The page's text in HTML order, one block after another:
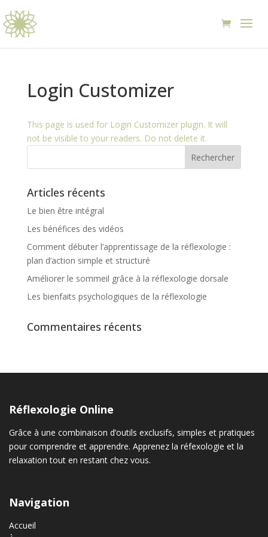
Login Customizer
This page is used for Login Customizer plugin. It will
not be visible to your readers. Do not delete it.
Articles récents
Le bien être intégral
Les bénéfices des vidéos
Comment débuter l’apprentissage de la réflexologie :
plan d’action simple et structuré
Améliorer le sommeil grâce à la réflexologie dorsale
Les bienfaits psychologiques de la réflexologie
Commentaires récents
Réflexologie Online
Grâce à une combinaison d’outils exclusifs, simples et pratiques
pour comprendre et apprendre. Apprenez la réfexologie et la
relaxation tout en restant chez vous.
Navigation
Accueil